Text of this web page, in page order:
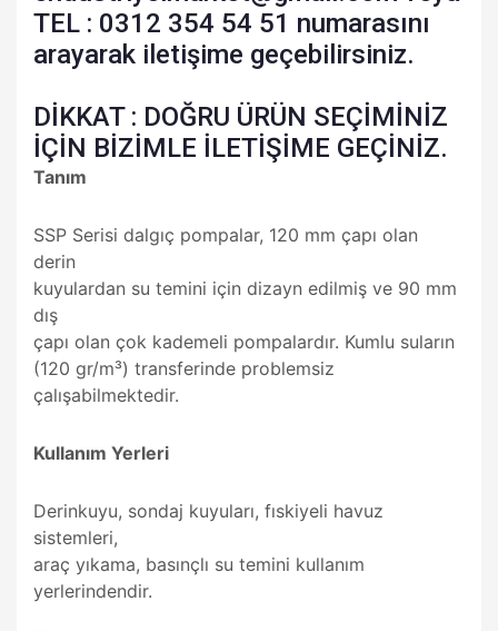
TEL : 0312 354 54 51 numarasını
arayarak iletişime geçebilirsiniz.
DİKKAT : DOĞRU ÜRÜN SEÇİMİNİZ
İÇİN BİZİMLE İLETİŞİME GEÇİNİZ.
Tanım
SSP Serisi dalgıç pompalar, 120 mm çapı olan
derin
kuyulardan su temini için dizayn edilmiş ve 90 mm
dış
çapı olan çok kademeli pompalardır. Kumlu suların
(120 gr/m³) transferinde problemsiz
çalışabilmektedir.
Kullanım Yerleri
Derinkuyu, sondaj kuyuları, fıskiyeli havuz
sistemleri,
araç yıkama, basınçlı su temini kullanım
yerlerindendir.